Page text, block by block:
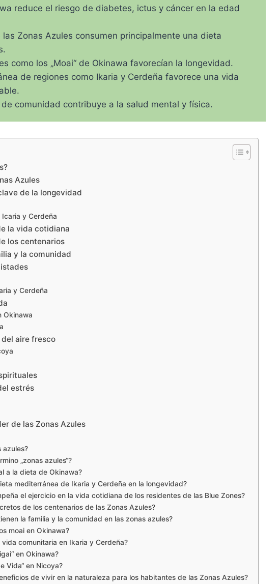
reduce el riesgo de diabetes, ictus y cáncer en la edad
Zonas Azules consumen principalmente una dieta
como los „Moai“ de Okinawa favorecían la longevidad.
de regiones como Ikaria y Cerdeña favorece una vida
comunidad contribuye a la salud mental y física.
Azules
de la longevidad
y Cerdeña
la vida cotidiana
los centenarios
y la comunidad
y Cerdeña
Okinawa
aire fresco
estrés
de las Zonas Azules
azules?
„zonas azules“?
a la dieta de Okinawa?
mediterránea de Ikaria y Cerdeña en la longevidad?
el ejercicio en la vida cotidiana de los residentes de las Blue Zones?
de los centenarios de las Zonas Azules?
la familia y la comunidad en las zonas azules?
moai en Okinawa?
vida comunitaria en Ikaria y Cerdeña?
en Okinawa?
Vida“ en Nicoya?
de vivir en la naturaleza para los habitantes de las Zonas Azules?